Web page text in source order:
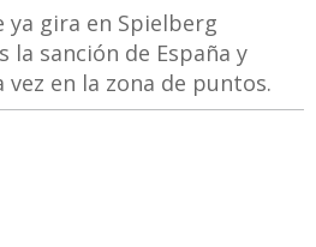
ya gira en Spielberg
la sanción de España y
en la zona de puntos.